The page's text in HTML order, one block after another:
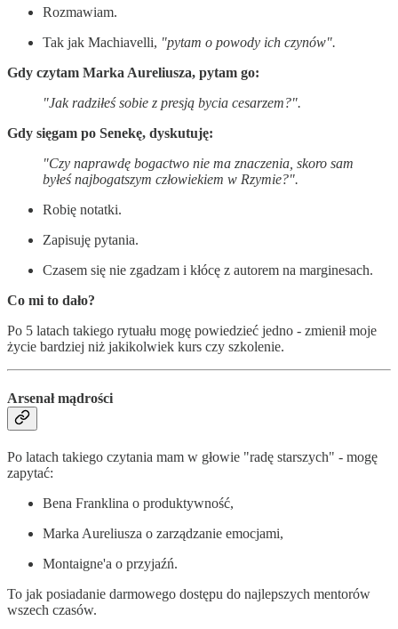
Rozmawiam.
Tak jak Machiavelli, "pytam o powody ich czynów".
Gdy czytam Marka Aureliusza, pytam go:
"Jak radziłeś sobie z presją bycia cesarzem?".
Gdy sięgam po Senekę, dyskutuję:
"Czy naprawdę bogactwo nie ma znaczenia, skoro sam
byłeś najbogatszym człowiekiem w Rzymie?".
Robię notatki.
Zapisuję pytania.
Czasem się nie zgadzam i kłócę z autorem na marginesach.
Co mi to dało?
Po 5 latach takiego rytuału mogę powiedzieć jedno - zmienił moje
życie bardziej niż jakikolwiek kurs czy szkolenie.
Arsenał mądrości
Po latach takiego czytania mam w głowie "radę starszych" - mogę
zapytać:
Bena Franklina o produktywność,
Marka Aureliusza o zarządzanie emocjami,
Montaigne'a o przyjaźń.
To jak posiadanie darmowego dostępu do najlepszych mentorów
wszech czasów.